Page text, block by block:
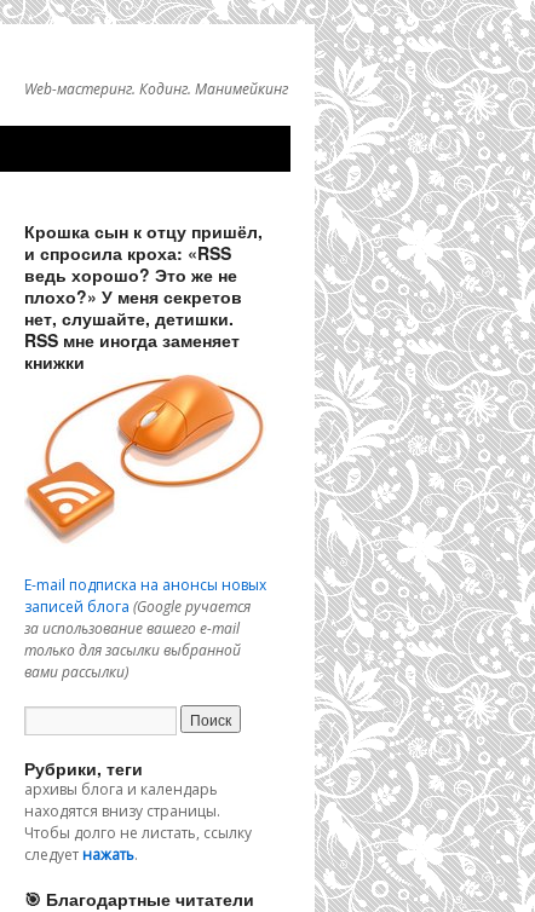
Web-мастеринг. Кодинг. Манимейкинг
Крошка сын к отцу пришёл,
и спросила кроха: «RSS
ведь хорошо? Это же не
плохо?» У меня секретов
нет, слушайте, детишки.
RSS мне иногда заменяет
книжки
E-mail подписка на анонсы новых
записей блога (Google ручается
за использование вашего e-mail
только для засылки выбранной
вами рассылки)
Рубрики, теги
архивы блога и календарь
находятся внизу страницы.
Чтобы долго не листать, ссылку
следуетнажать.
🎯 Благодартные читатели